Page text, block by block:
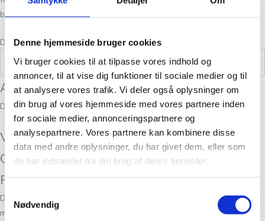
Denne hjemmeside bruger cookies
Vi bruger cookies til at tilpasse vores indhold og
annoncer, til at vise dig funktioner til sociale medier og til
at analysere vores trafik. Vi deler også oplysninger om
din brug af vores hjemmeside med vores partnere inden
for sociale medier, annonceringspartnere og
analysepartnere. Vores partnere kan kombinere disse
data med andre oplysninger, du har givet dem, eller som
de har indsamlet fra din brug af deres tjenester.
Nødvendig
bæredygtighed er i fokus.
Du kan læse mere omHesselstrik her.
Vægt 0,100 kg
Anmeldelser
Der er endnu ikke nogle anmeldelser.
Vær den første til at anmelde “Tante Grøn
CPH Plante- og håndfarvet Bøllefrø
Rosalind”
Din e-mailadresse vil ikke blive publiceret.
Krævede felter er markeret
med